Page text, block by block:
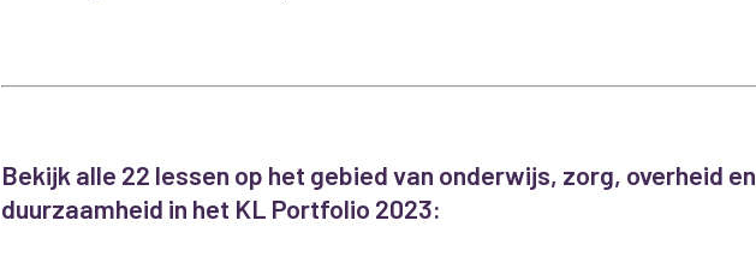
Bekijk alle 22 lessen op het gebied van onderwijs, zorg, overheid en
duurzaamheid in het KL Portfolio 2023: